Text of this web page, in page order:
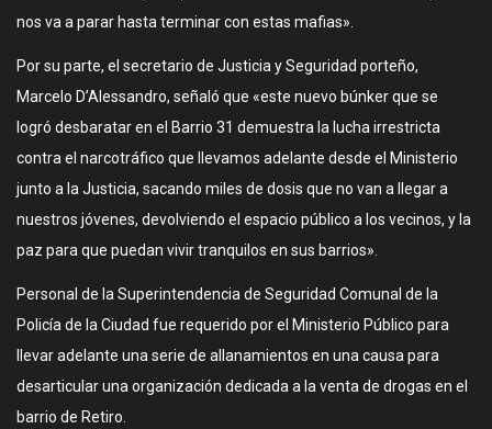
nos va a parar hasta terminar con estas mafias».
Por su parte, el secretario de Justicia y Seguridad porteño,
Marcelo D’Alessandro, señaló que «este nuevo búnker que se
logró desbaratar en el Barrio 31 demuestra la lucha irrestricta
contra el narcotráfico que llevamos adelante desde el Ministerio
junto a la Justicia, sacando miles de dosis que no van a llegar a
nuestros jóvenes, devolviendo el espacio público a los vecinos, y la
paz para que puedan vivir tranquilos en sus barrios».
Personal de la Superintendencia de Seguridad Comunal de la
Policía de la Ciudad fue requerido por el Ministerio Público para
llevar adelante una serie de allanamientos en una causa para
desarticular una organización dedicada a la venta de drogas en el
barrio de Retiro.